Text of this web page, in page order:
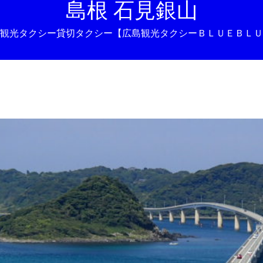
島根 石見銀山
光タクシー貸切タクシー【広島観光タクシーＢＬＵＥＢＬ